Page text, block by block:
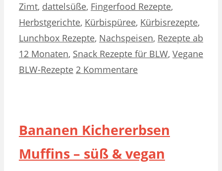
Zimt, dattelsüße, Fingerfood Rezepte,
Herbstgerichte, Kürbispüree, Kürbisrezepte,
Lunchbox Rezepte, Nachspeisen, Rezepte ab
12 Monaten, Snack Rezepte für BLW, Vegane
BLW-Rezepte 2 Kommentare
Bananen Kichererbsen
Muffins – süß & vegan